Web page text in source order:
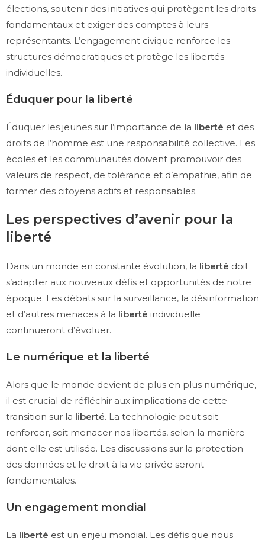
élections, soutenir des initiatives qui protègent les droits
fondamentaux et exiger des comptes à leurs
représentants. L’engagement civique renforce les
structures démocratiques et protège les libertés
individuelles.
Éduquer pour la liberté
Éduquer les jeunes sur l’importance de la liberté et des
droits de l’homme est une responsabilité collective. Les
écoles et les communautés doivent promouvoir des
valeurs de respect, de tolérance et d’empathie, afin de
former des citoyens actifs et responsables.
Les perspectives d’avenir pour la
liberté
Dans un monde en constante évolution, la liberté doit
s’adapter aux nouveaux défis et opportunités de notre
époque. Les débats sur la surveillance, la désinformation
et d’autres menaces à la liberté individuelle
continueront d’évoluer.
Le numérique et la liberté
Alors que le monde devient de plus en plus numérique,
il est crucial de réfléchir aux implications de cette
transition sur la liberté. La technologie peut soit
renforcer, soit menacer nos libertés, selon la manière
dont elle est utilisée. Les discussions sur la protection
des données et le droit à la vie privée seront
fondamentales.
Un engagement mondial
La liberté est un enjeu mondial. Les défis que nous